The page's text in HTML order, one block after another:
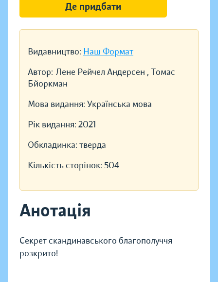
Видавництво: Наш Формат
Автор: Лене Рейчел Андерсен , Томас
Бйоркман
Мова видання: Українська мова
Рік видання: 2021
Обкладинка: тверда
Кількість сторінок: 504
Анотація
Секрет скандинавського благополуччя
розкрито!
Де придбати